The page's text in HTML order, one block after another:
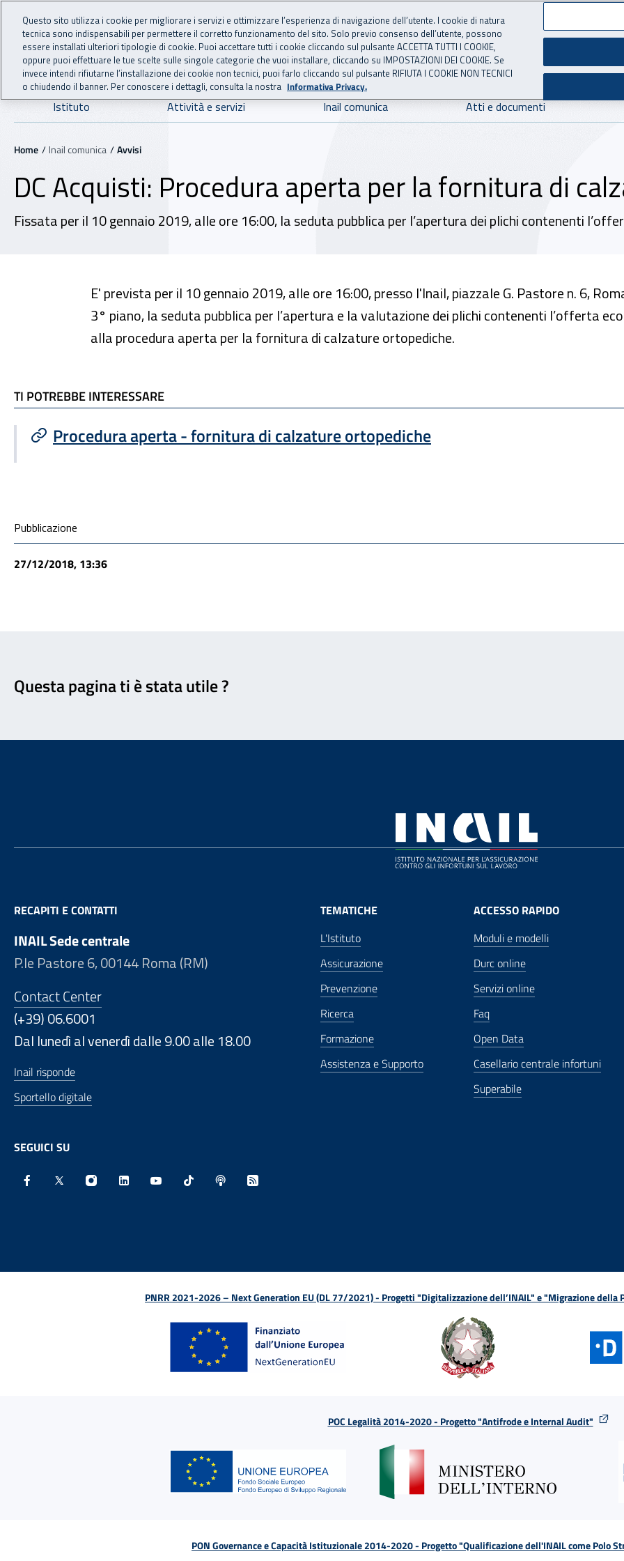
Vai al menu principale
Vai al contenuto principale
INAIL - Istituto Nazionale per l'Assicurazione
Navigazione principale
Istituto Attività e servizi Inail comunica Atti e documenti
Navigazione - Ti trovi in:
Home Inail comunica Avvisi
DC Acquisti: Procedura aperta per la fornitura di
Fissata per il 10 gennaio 2019, alle ore 16:00, la seduta pubblica per l’apertura dei plichi contenenti
E' prevista per il 10 gennaio 2019, alle ore 16:00, presso l'Inail, piazzale G. Pastore n. 6,
3° piano, la seduta pubblica per l’apertura e la valutazione dei plichi contenenti l’offerta
alla procedura aperta per la fornitura di calzature ortopediche.
TI POTREBBE INTERESSARE
TI POTREBBE INTERESSARE
Procedura aperta - fornitura di calzature ortopediche
Condivisione social
Pubblicazione
27/12/2018, 13:36
Questa pagina ti è stata utile ?
RECAPITI E CONTATTI
INAIL Sede centrale
P.le Pastore 6, 00144 Roma (RM)
Contact Center
(+39) 06.6001
Dal lunedì al venerdì dalle 9.00 alle 18.00
Inail risponde
Sportello digitale
SEGUICI SU
TEMATICHE
L'Istituto
Assicurazione
Prevenzione
Ricerca
Formazione
Assistenza e Supporto
ACCESSO RAPIDO
Moduli e modelli
Durc online
Servizi online
Faq
Open Data
Casellario centrale infortuni
Superabile
PNRR 2021-2026 – Next Generation EU (DL 77/2021) - Progetti "Digitalizzazione dell’INAIL" e "Migrazione della
POC Legalità 2014-2020 - Progetto "Antifrode e Internal Audit"
PON Governance e Capacità Istituzionale 2014-2020 - Progetto "Qualificazione dell'INAIL come Polo
Questo sito utilizza i cookie per migliorare i servizi e ottimizzare l’esperienza di navigazione dell’utente. I cookie di natura
tecnica sono indispensabili per permettere il corretto funzionamento del sito. Solo previo consenso dell’utente, possono
essere installati ulteriori tipologie di cookie. Puoi accettare tutti i cookie cliccando sul pulsante ACCETTA TUTTI I COOKIE,
oppure puoi effettuare le tue scelte sulle singole categorie che vuoi installare, cliccando su IMPOSTAZIONI DEI COOKIE. Se
invece intendi rifiutarne l’installazione dei cookie non tecnici, puoi farlo cliccando sul pulsante RIFIUTA I COOKIE NON TECNICI
o chiudendo il banner. Per conoscere i dettagli, consulta la nostra Informativa Privacy.